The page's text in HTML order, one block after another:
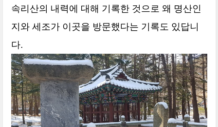
속리산의 내력에 대해 기록한 것으로 왜 명산인
지와 세조가 이곳을 방문했다는 기록도 있답니
다.